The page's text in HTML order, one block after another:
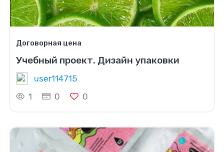
Договорная цена
Учебный проект. Дизайн упаковки
user114715
1
0 0